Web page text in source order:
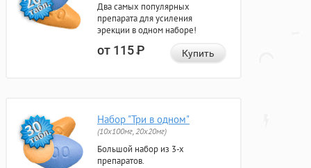
Два самых популярных
препарата для усиления
эрекции в одном наборе!
от 115Р Купить
Набор "Три в одном"
(10x100мг, 20x20мг)
Большой набор из 3-х
препаратов.